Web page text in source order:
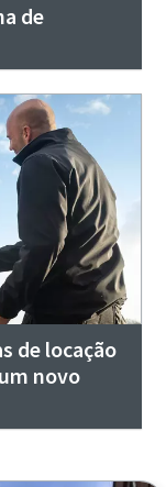
de
de locação
novo